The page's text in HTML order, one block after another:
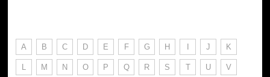
A B C D E F G H I J K
L M N O P Q R S T U V